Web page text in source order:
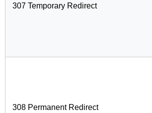
307 Temporary Redirect
308 Permanent Redirect